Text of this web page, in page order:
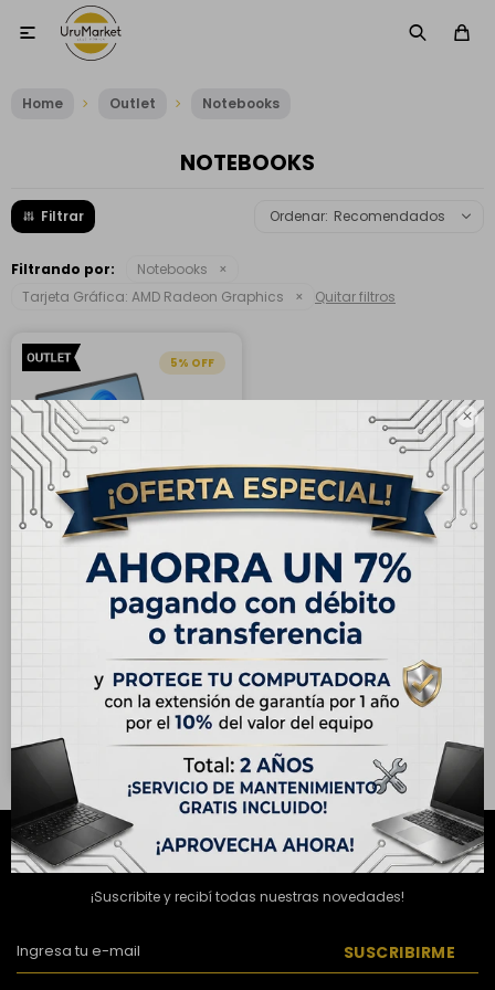


Home Outlet Notebooks
NOTEBOOKS
Recomendados
Filtrando por:
Notebooks
Tarjeta Gráfica: AMD Radeon Graphics Quitar filtros
5
OUTLET - Notebook
Laptop Dell Inspiron 16"
Táctil, AMD Ryzen 7 250,
16GB RAM, 1TB SSD
USD 940,00
USD 990,00
Hasta en 12 cuotas de
¡Suscribite y recibí todas nuestras novedades!
SUSCRIBIRME